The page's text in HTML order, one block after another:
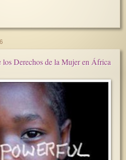
los Derechos de la Mujer en África